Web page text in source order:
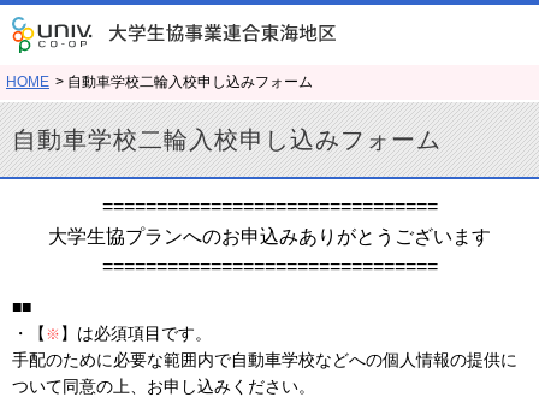
HOME > 自動車学校二輪入校申し込みフォーム
自動車学校二輪入校申し込みフォーム
===============================
大学生協プランへのお申込みありがとうございます
===============================
■■
・【 ※ 】は必須項目です。
手配のために必要な範囲内で自動車学校などへの個人情報の提供に
ついて同意の上、お申し込みください。